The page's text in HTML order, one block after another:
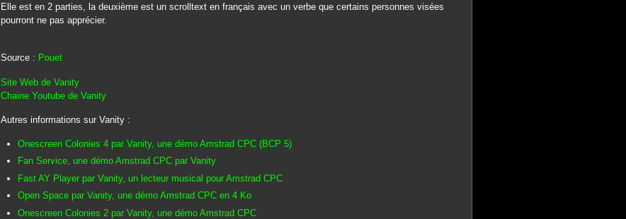
Elle est en 2 parties, la deuxième est un scrolltext en français avec un verbe que certains personnes visées
pourront ne pas apprécier.
Source : Pouet
Site Web de Vanity
Chaine Youtube de Vanity
Autres informations sur Vanity :
Onescreen Colonies 4 par Vanity, une démo Amstrad CPC (BCP 5)
Fan Service, une démo Amstrad CPC par Vanity
Fast AY Player par Vanity, un lecteur musical pour Amstrad CPC
Open Space par Vanity, une démo Amstrad CPC en 4 Ko
Onescreen Colonies 2 par Vanity, une démo Amstrad CPC